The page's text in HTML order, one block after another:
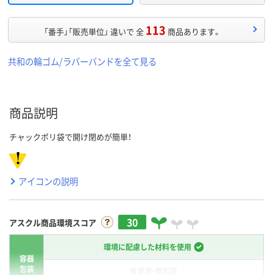
「番手」「販売単位」 違いで 全 113 商品あります。
共和の輪ゴム/ラバーバンドを全て見る
商品説明
チャックポリ袋で開け閉めが簡単！
アイコンの説明
アスクル商品環境スコア 30
容器
包装
環境に配慮した材料を使用